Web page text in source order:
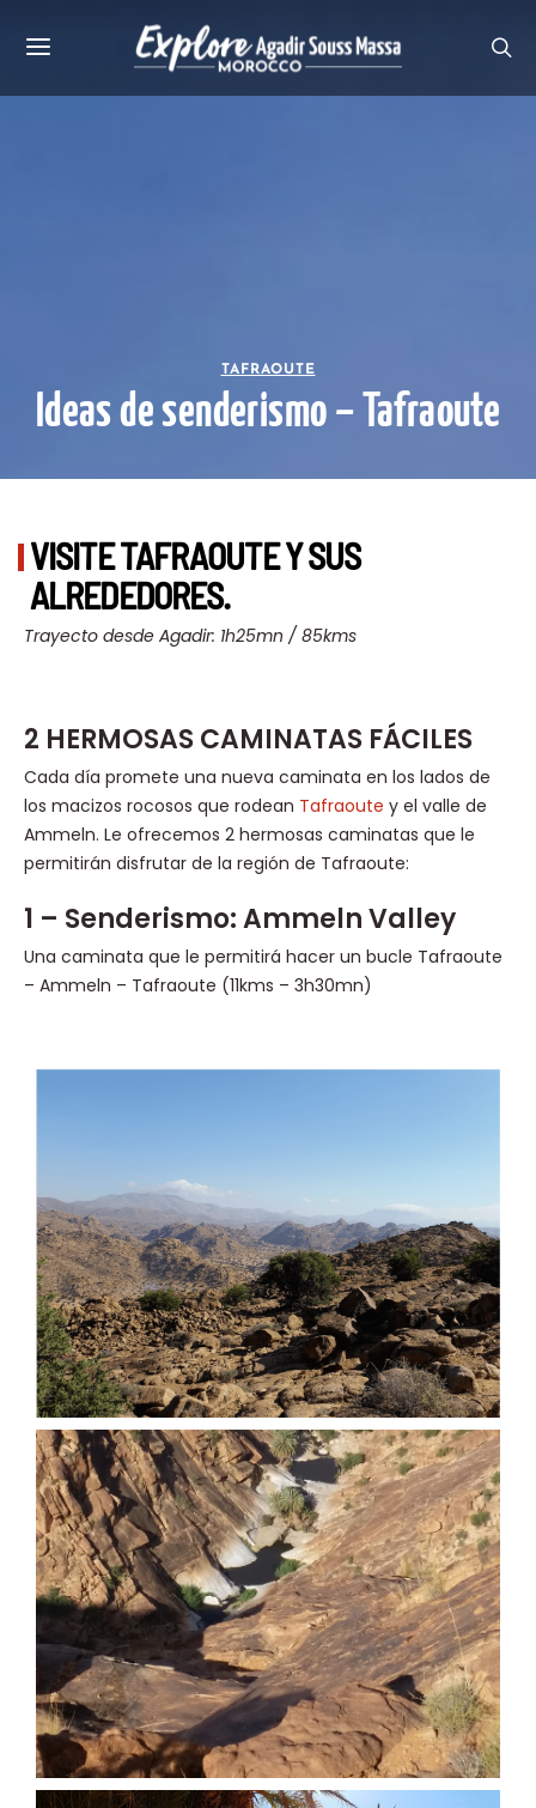
TAFRAOUTE
Ideas de senderismo – Tafraoute
VISITE TAFRAOUTE Y SUS
ALREDEDORES.
Trayecto desde Agadir: 1h25mn / 85kms
2 HERMOSAS CAMINATAS FÁCILES
Cada día promete una nueva caminata en los lados de
los macizos rocosos que rodean Tafraoute y el valle de
Ammeln. Le ofrecemos 2 hermosas caminatas que le
permitirán disfrutar de la región de Tafraoute:
1 – Senderismo: Ammeln Valley
Una caminata que le permitirá hacer un bucle Tafraoute
– Ammeln – Tafraoute (11kms – 3h30mn)